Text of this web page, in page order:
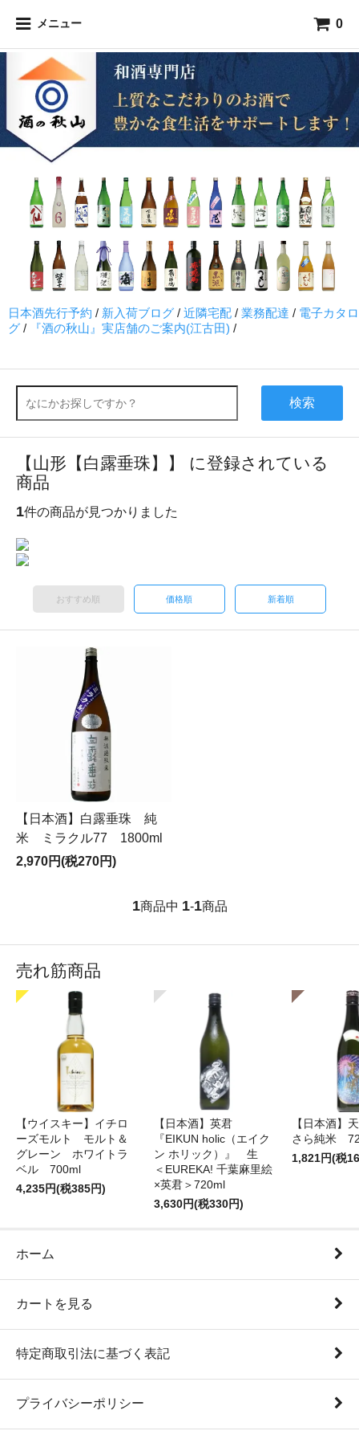
メニュー 0
日本酒先行予約 / 新入荷ブログ / 近隣宅配 / 業務配達 / 電子カタロ
グ / 『酒の秋山』実店舗のご案内(江古田) /
検索
【山形【白露垂珠】】 に登録されている
商品
1件の商品が見つかりました
おすすめ順 価格順 新着順
【日本酒】白露垂珠 純
米 ミラクル77 1800ml
2,970円(税270円)
1商品中 1-1商品
売れ筋商品
【ウイスキー】イチロ
ーズモルト モルト＆
グレーン ホワイトラ
ベル 700ml
4,235円(税385円)
【日本酒】英君
『EIKUN holic（エイク
ン ホリック）』 生
＜EUREKA! 千葉麻里絵
×英君＞720ml
3,630円(税330円)
【日本酒】
さら純米
1,821円(税
ホーム
カートを見る
特定商取引法に基づく表記
プライバシーポリシー